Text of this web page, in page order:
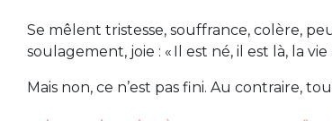
Se mêlent tristesse, souffrance, colère,
soulagement, joie : « Il est né, il est là, la vie
Mais non, ce n’est pas fini. Au contraire,